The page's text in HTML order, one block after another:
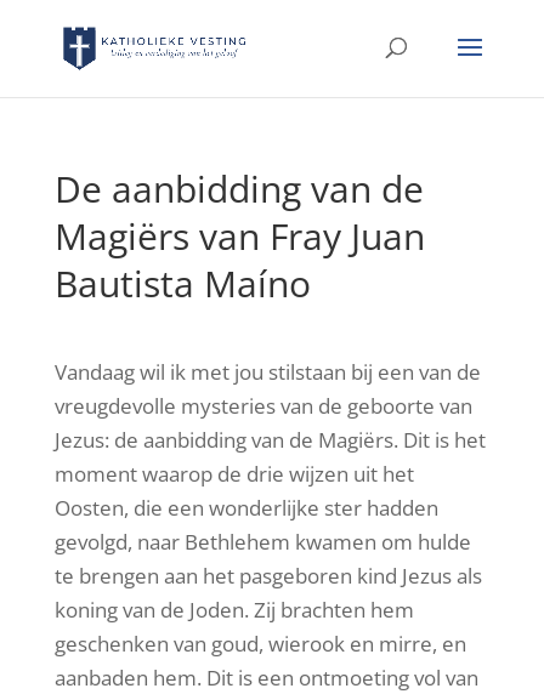
De aanbidding van de
Magiërs van Fray Juan
Bautista Maíno
Vandaag wil ik met jou stilstaan bij een van de
vreugdevolle mysteries van de geboorte van
Jezus: de aanbidding van de Magiërs. Dit is het
moment waarop de drie wijzen uit het
Oosten, die een wonderlijke ster hadden
gevolgd, naar Bethlehem kwamen om hulde
te brengen aan het pasgeboren kind Jezus als
koning van de Joden. Zij brachten hem
geschenken van goud, wierook en mirre, en
aanbaden hem. Dit is een ontmoeting vol van